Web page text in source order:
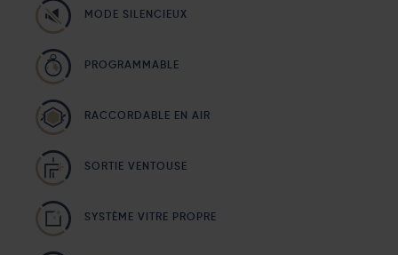
MODE SILENCIEUX
PROGRAMMABLE
RACCORDABLE EN AIR
SORTIE VENTOUSE
SYSTÈME VITRE PROPRE